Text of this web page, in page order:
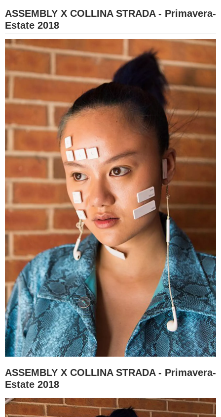
ASSEMBLY X COLLINA STRADA - Primavera-
Estate 2018
ASSEMBLY X COLLINA STRADA - Primavera-
Estate 2018